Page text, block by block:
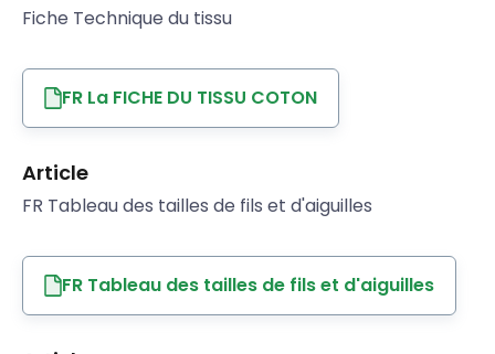
Fiche Technique du tissu
FR La FICHE DU TISSU COTON
Article
FR Tableau des tailles de fils et d'aiguilles
FR Tableau des tailles de fils et d'aiguilles